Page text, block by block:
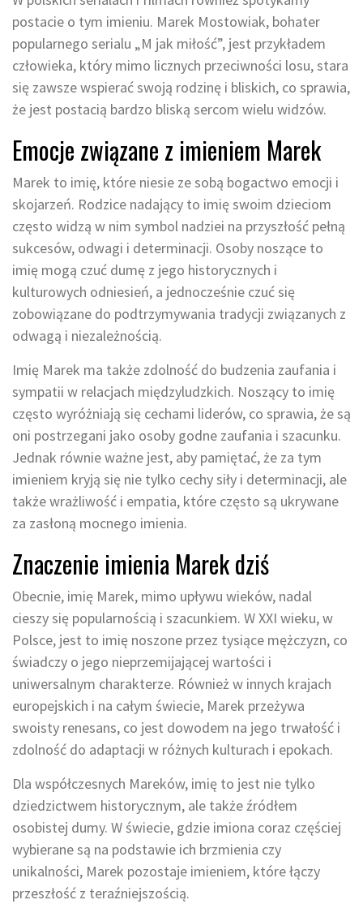
postacie o tym imieniu. Marek Mostowiak, bohater
popularnego serialu „M jak miłość”, jest przykładem
człowieka, który mimo licznych przeciwności losu, stara
się zawsze wspierać swoją rodzinę i bliskich, co sprawia,
że jest postacią bardzo bliską sercom wielu widzów.
Emocje związane z imieniem Marek
Marek to imię, które niesie ze sobą bogactwo emocji i
skojarzeń. Rodzice nadający to imię swoim dzieciom
często widzą w nim symbol nadziei na przyszłość pełną
sukcesów, odwagi i determinacji. Osoby noszące to
imię mogą czuć dumę z jego historycznych i
kulturowych odniesień, a jednocześnie czuć się
zobowiązane do podtrzymywania tradycji związanych z
odwagą i niezależnością.
Imię Marek ma także zdolność do budzenia zaufania i
sympatii w relacjach międzyludzkich. Noszący to imię
często wyróżniają się cechami liderów, co sprawia, że są
oni postrzegani jako osoby godne zaufania i szacunku.
Jednak równie ważne jest, aby pamiętać, że za tym
imieniem kryją się nie tylko cechy siły i determinacji, ale
także wrażliwość i empatia, które często są ukrywane
za zasłoną mocnego imienia.
Znaczenie imienia Marek dziś
Obecnie, imię Marek, mimo upływu wieków, nadal
cieszy się popularnością i szacunkiem. W XXI wieku, w
Polsce, jest to imię noszone przez tysiące mężczyzn, co
świadczy o jego nieprzemijającej wartości i
uniwersalnym charakterze. Również w innych krajach
europejskich i na całym świecie, Marek przeżywa
swoisty renesans, co jest dowodem na jego trwałość i
zdolność do adaptacji w różnych kulturach i epokach.
Dla współczesnych Mareków, imię to jest nie tylko
dziedzictwem historycznym, ale także źródłem
osobistej dumy. W świecie, gdzie imiona coraz częściej
wybierane są na podstawie ich brzmienia czy
unikalności, Marek pozostaje imieniem, które łączy
przeszłość z teraźniejszością.